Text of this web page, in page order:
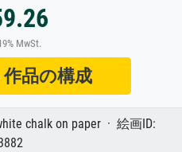
MwSt.
品の構成
chalk on paper · 絵画ID: